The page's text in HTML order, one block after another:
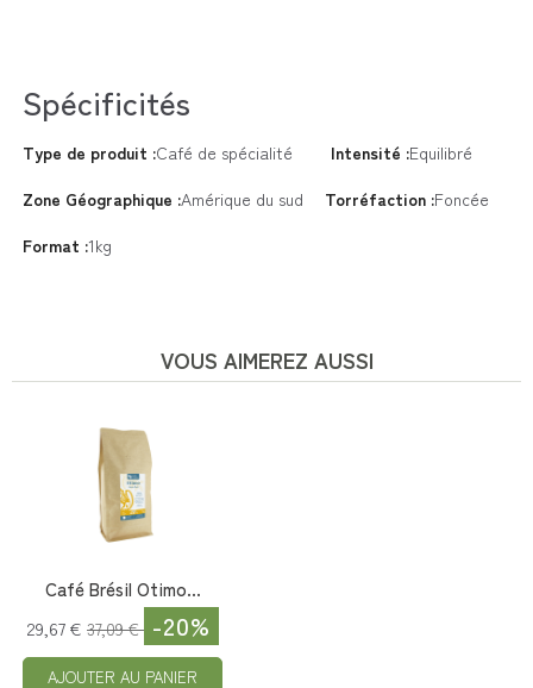
Spécificités
Type de produit :Café de spécialité Intensité :Equilibré
Zone Géographique :Amérique du sud Torréfaction :Foncée
Format :1kg
VOUS AIMEREZ AUSSI
Café Brésil Otimo...
29,67 € 37,09 € -20%
AJOUTER AU PANIER